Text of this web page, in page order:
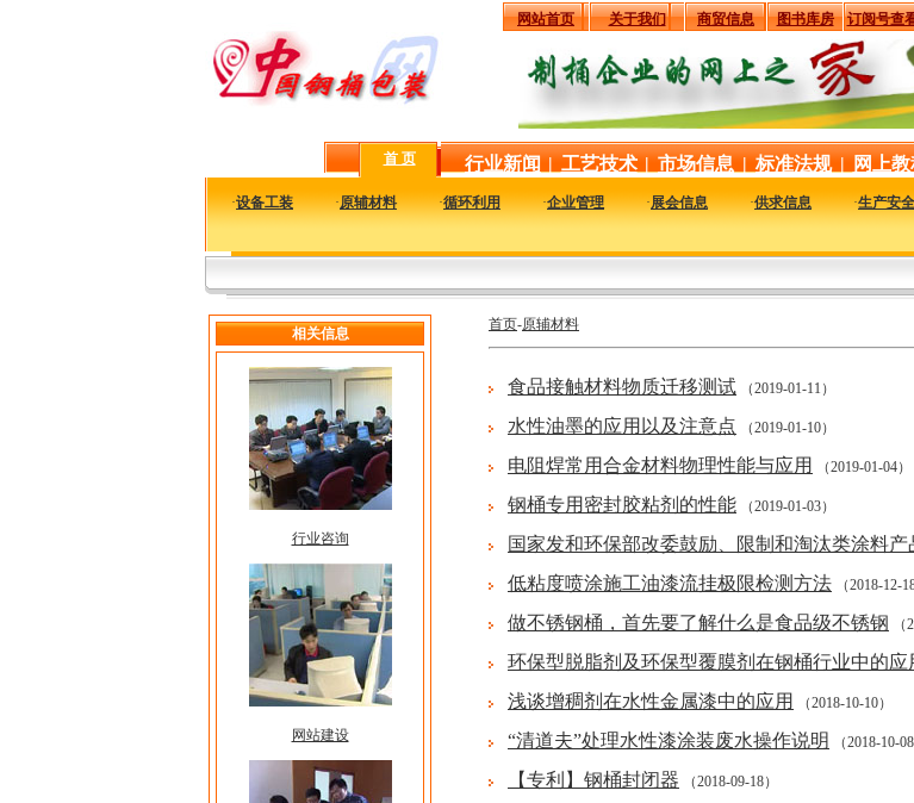
网站首页 关于我们 商贸信息 图书库房 订阅号查
首 页 行业新闻 | 工艺技术 | 市场信息 | 标准法规 | 网上
·设备工装 ·原辅材料 ·循环利用 ·企业管理 ·展会信息 ·供求信息 ·生产安全
相关信息
行业咨询
网站建设
首页-原辅材料
食品接触材料物质迁移测试 （2019-01-11）
水性油墨的应用以及注意点 （2019-01-10）
电阻焊常用合金材料物理性能与应用 （2019-01-04）
钢桶专用密封胶粘剂的性能 （2019-01-03）
国家发和环保部改委鼓励、限制和淘汰类涂料产
低粘度喷涂施工油漆流挂极限检测方法 （2018-12-18
做不锈钢桶，首先要了解什么是食品级不锈钢 （
环保型脱脂剂及环保型覆膜剂在钢桶行业中的应
浅谈增稠剂在水性金属漆中的应用 （2018-10-10）
“清道夫”处理水性漆涂装废水操作说明 （2018-10-08
【专利】钢桶封闭器 （2018-09-18）